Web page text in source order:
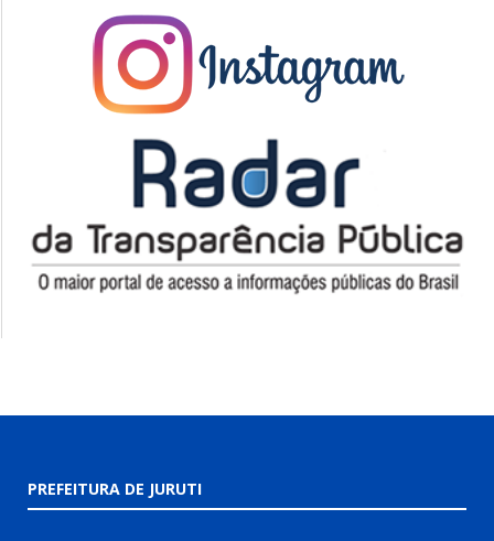
PREFEITURA DE JURUTI